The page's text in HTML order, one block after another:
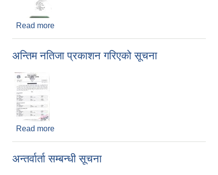
Read more
अन्तिम नतिजा प्रकाशन गरिएको सूचना
Read more
अन्तर्वार्ता सम्बन्धी सूचना